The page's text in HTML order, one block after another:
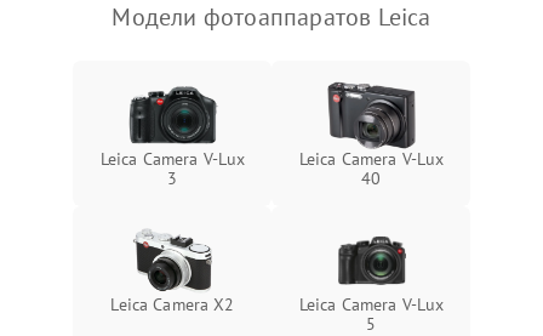
Модели фотоаппаратов Leica
Leica Camera V-Lux
3
Leica Camera V-Lux
40
Leica Camera X2
Leica Camera V-Lux
5